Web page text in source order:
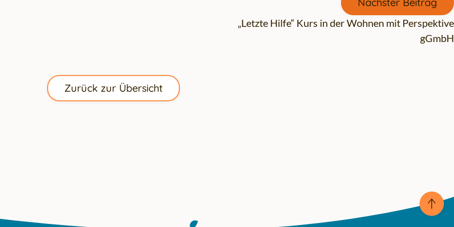
„Letzte Hilfe“ Kurs in der Wohnen mit Perspektive
gGmbH
Zurück zur Übersicht